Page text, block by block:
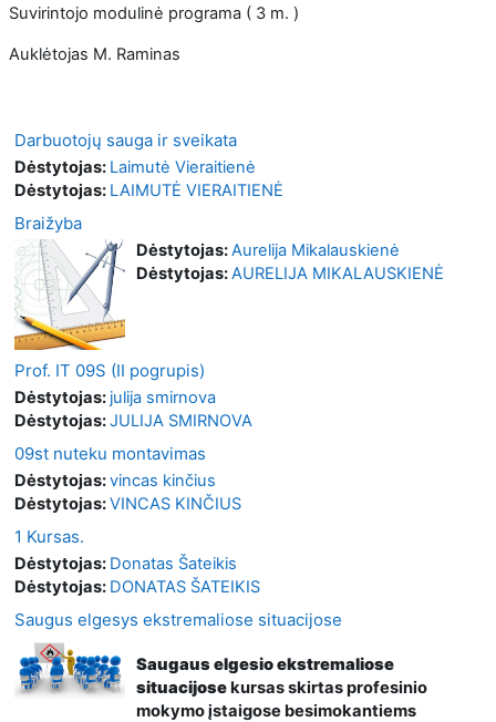
Suvirintojo modulinė programa ( 3 m. )
Auklėtojas M. Raminas
Darbuotojų sauga ir sveikata
Dėstytojas: Laimutė Vieraitienė
Dėstytojas: LAIMUTĖ VIERAITIENĖ
Braižyba
Dėstytojas:Aurelija Mikalauskienė
Dėstytojas:AURELIJA MIKALAUSKIENĖ
Prof. IT 09S (II pogrupis)
Dėstytojas: julija smirnova
Dėstytojas:JULIJA SMIRNOVA
09st nuteku montavimas
Dėstytojas:vincas kinčius
Dėstytojas:VINCAS KINČIUS
1 Kursas.
Dėstytojas: Donatas Šateikis
Dėstytojas: DONATAS ŠATEIKIS
Saugus elgesys ekstremaliose situacijose
Saugaus elgesio ekstremaliose
situacijosekursas skirtasprofesinio
mokymo įstaigose besimokantiems